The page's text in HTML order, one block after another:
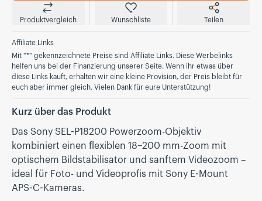
Produktvergleich Wunschliste Teilen
Affiliate Links
Mit "*" gekennzeichnete Preise sind Affiliate Links. Diese Werbelinks
helfen uns bei der Finanzierung unserer Seite. Wenn ihr etwas über
diese Links kauft, erhalten wir eine kleine Provision, der Preis bleibt für
euch aber immer gleich. Vielen Dank für eure Unterstützung!
Kurz über das Produkt
Das Sony SEL-P18200 Powerzoom-Objektiv
kombiniert einen flexiblen 18–200 mm-Zoom mit
optischem Bildstabilisator und sanftem Videozoom –
ideal für Foto- und Videoprofis mit Sony E-Mount
APS-C-Kameras.